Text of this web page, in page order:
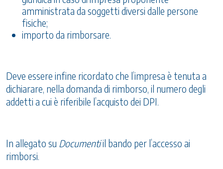
amministrata da soggetti diversi dalle persone
fisiche;
importo da rimborsare.
Deve essere infine ricordato che l’impresa è tenuta a
dichiarare, nella domanda di rimborso, il numero degli
addetti a cui è riferibile l’acquisto dei DPI.
In allegato su Documentiil bando per l’accesso ai
rimborsi.